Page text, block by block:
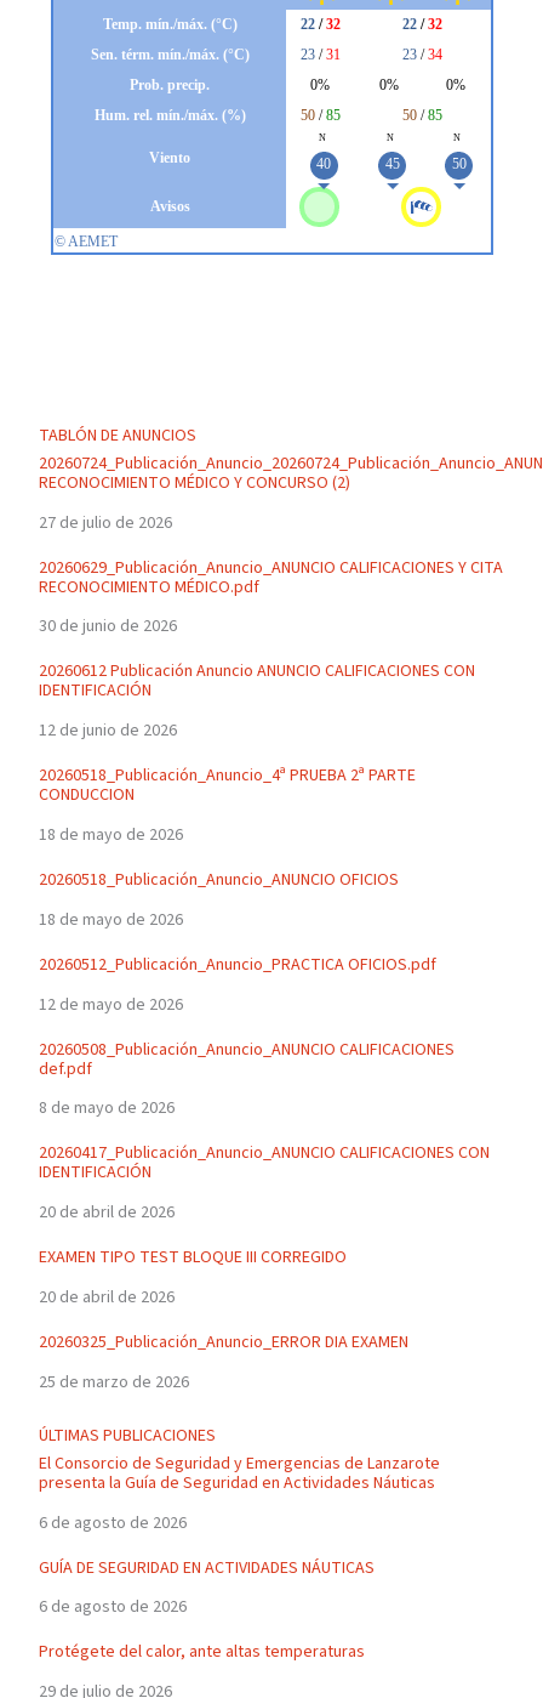
TABLÓN DE ANUNCIOS
RECONOCIMIENTO MÉDICO Y CONCURSO (2)
27 de julio de 2026
20260629_Publicación_Anuncio_ANUNCIO CALIFICACIONES Y CITA
RECONOCIMIENTO MÉDICO.pdf
30 de junio de 2026
20260612 Publicación Anuncio ANUNCIO CALIFICACIONES CON
IDENTIFICACIÓN
12 de junio de 2026
20260518_Publicación_Anuncio_4ª PRUEBA 2ª PARTE
CONDUCCION
18 de mayo de 2026
20260518_Publicación_Anuncio_ANUNCIO OFICIOS
18 de mayo de 2026
20260512_Publicación_Anuncio_PRACTICA OFICIOS.pdf
12 de mayo de 2026
20260508_Publicación_Anuncio_ANUNCIO CALIFICACIONES
def.pdf
8 de mayo de 2026
20260417_Publicación_Anuncio_ANUNCIO CALIFICACIONES CON
IDENTIFICACIÓN
20 de abril de 2026
EXAMEN TIPO TEST BLOQUE III CORREGIDO
20 de abril de 2026
20260325_Publicación_Anuncio_ERROR DIA EXAMEN
25 de marzo de 2026
ÚLTIMAS PUBLICACIONES
El Consorcio de Seguridad y Emergencias de Lanzarote
presenta la Guía de Seguridad en Actividades Náuticas
6 de agosto de 2026
GUÍA DE SEGURIDAD EN ACTIVIDADES NÁUTICAS
6 de agosto de 2026
Protégete del calor, ante altas temperaturas
29 de julio de 2026